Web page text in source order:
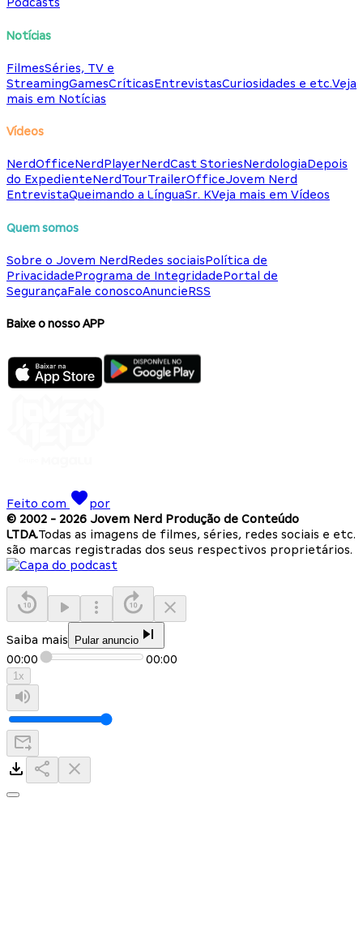
Podcasts
Notícias
FilmesSéries, TV e
StreamingGamesCríticasEntrevistasCuriosidades e etc.Veja
mais em Notícias
Vídeos
NerdOfficeNerdPlayerNerdCast StoriesNerdologiaDepois
do ExpedienteNerdTourTrailerOfficeJovem Nerd
EntrevistaQueimando a LínguaSr. KVeja mais em Vídeos
Quem somos
Sobre o Jovem NerdRedes sociaisPolítica de
PrivacidadePrograma de IntegridadePortal de
SegurançaFale conoscoAnuncieRSS
Baixe o nosso APP
Feito com
por
© 2002 - 2026 Jovem Nerd Produção de Conteúdo
LTDA.Todas as imagens de filmes, séries, redes sociais e etc.
são marcas registradas dos seus respectivos proprietários.
Saiba mais Pular anuncio
00:00 00:00
1x